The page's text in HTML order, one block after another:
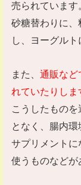
売られています
砂糖替わりに、
し、ヨーグルト
また、 通販など
れていたりしま
こうしたもの
となく、腸内環
サプリメントに
使うものなどが